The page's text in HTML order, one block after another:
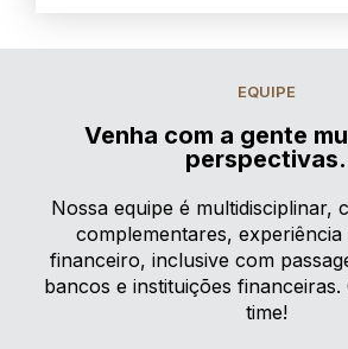
EQUIPE
Venha com a gente
perspectivas.
Nossa equipe é multidisciplinar,
complementares,
financeiro, inclusive com
bancos e instituições
time!